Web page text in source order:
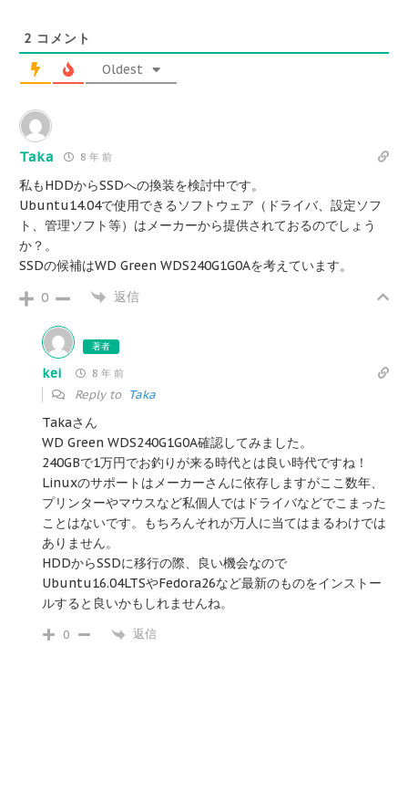
2 コメント
Oldest
Taka 8 年 前
私もHDDからSSDへの換装を検討中です。
Ubuntu14.04で使用できるソフトウェア（ドライバ、設定ソフ
ト、管理ソフト等）はメーカーから提供されておるのでしょう
か？。
SSDの候補はWD Green WDS240G1G0Aを考えています。
0
返信
著者
kei 8 年 前
Reply to Taka
Takaさん
WD Green WDS240G1G0A確認してみました。
240GBで1万円でお釣りが来る時代とは良い時代ですね！
Linuxのサポートはメーカーさんに依存しますがここ数年、
プリンターやマウスなど私個人ではドライバなどでこまった
ことはないです。もちろんそれが万人に当てはまるわけでは
ありません。
HDDからSSDに移行の際、良い機会なので
Ubuntu16.04LTSやFedora26など最新のものをインストー
ルすると良いかもしれませんね。
0 返信